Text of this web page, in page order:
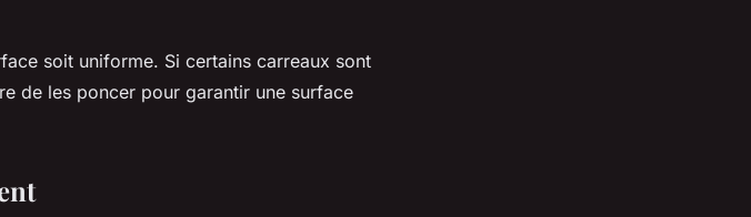
soit uniforme. Si certains carreaux sont
de les poncer pour garantir une surface